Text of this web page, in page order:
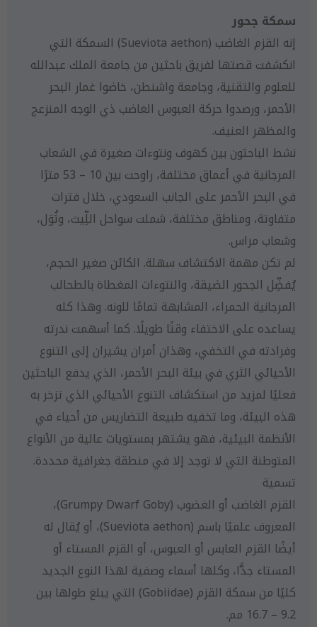
سمكة جحور
إنه القزم الغاضب (Sueviota aethon) السمكة التي
انكشفت قصتها لفريق باحثين من جامعة الملك عبدالله
للعلوم والتقنية، وجامعة واشنطن، خاضوا غمار البحر
الأحمر، ورصدوا حركة العبوس الغاضب ذي الوجه المنزعج
والمظهر العنيف.
نشط الباحثون بين كهوف ونتوءات صغيرة في الشعاب
المرجانية في أعماق مختلفة، راوحت بين 10 – 53 مترًا
في البحر الأحمر على الجانب السعودي، خلال فترات
متفاوتة، ومناطق مختلفة، شملت سواحل اللِّيث، وثُوَل،
وشعاب مراس.
لم تكن مهمة الاكتشاف سهلة. الكائن صغير الحجم،
يُفضِّل الجحور الضيقة، والنتوءات المغطاة بالطحالب
المرجانية الحمراء، المشابهة تمامًا للونه. وهذا كله
يساعده على الاختفاء وقتًا طويلًا. كما أسهمت ندرته
وفرادته في التخفي، وهذان أمران يشيران إلى التنوع
الأحيائي الثري في بيئة البحر الأحمر، الذي يدفع الباحثين
فعليًا لمزيد من استكشاف التنوع الأحيائي الذي تزخر به
هذه البيئة، وما تخفيه طبيعة التضاريس من أحياء في
الأنظمة البيئية، فهو يشتهر بمستويات عالية من الأنواع
المتوطنة التي لا توجد إلا في منطقة جغرافية محددة.
تسمية
القزم الغاضب أو الغضوب (Grumpy Dwarf Goby)،
المعروف علميًا باسم (Sueviota aethon)، أو يُقال له
أيضًا القزم العابس أو العبوس، أو القزم المستاء أو
المستاء جدًّا، وكلها أسماء وصفية لهذا النوع الجديد
كليًا من سمكة القزم (Gobiidae) التي يبلغ طولها بين
9.2 – 16.7 مم.